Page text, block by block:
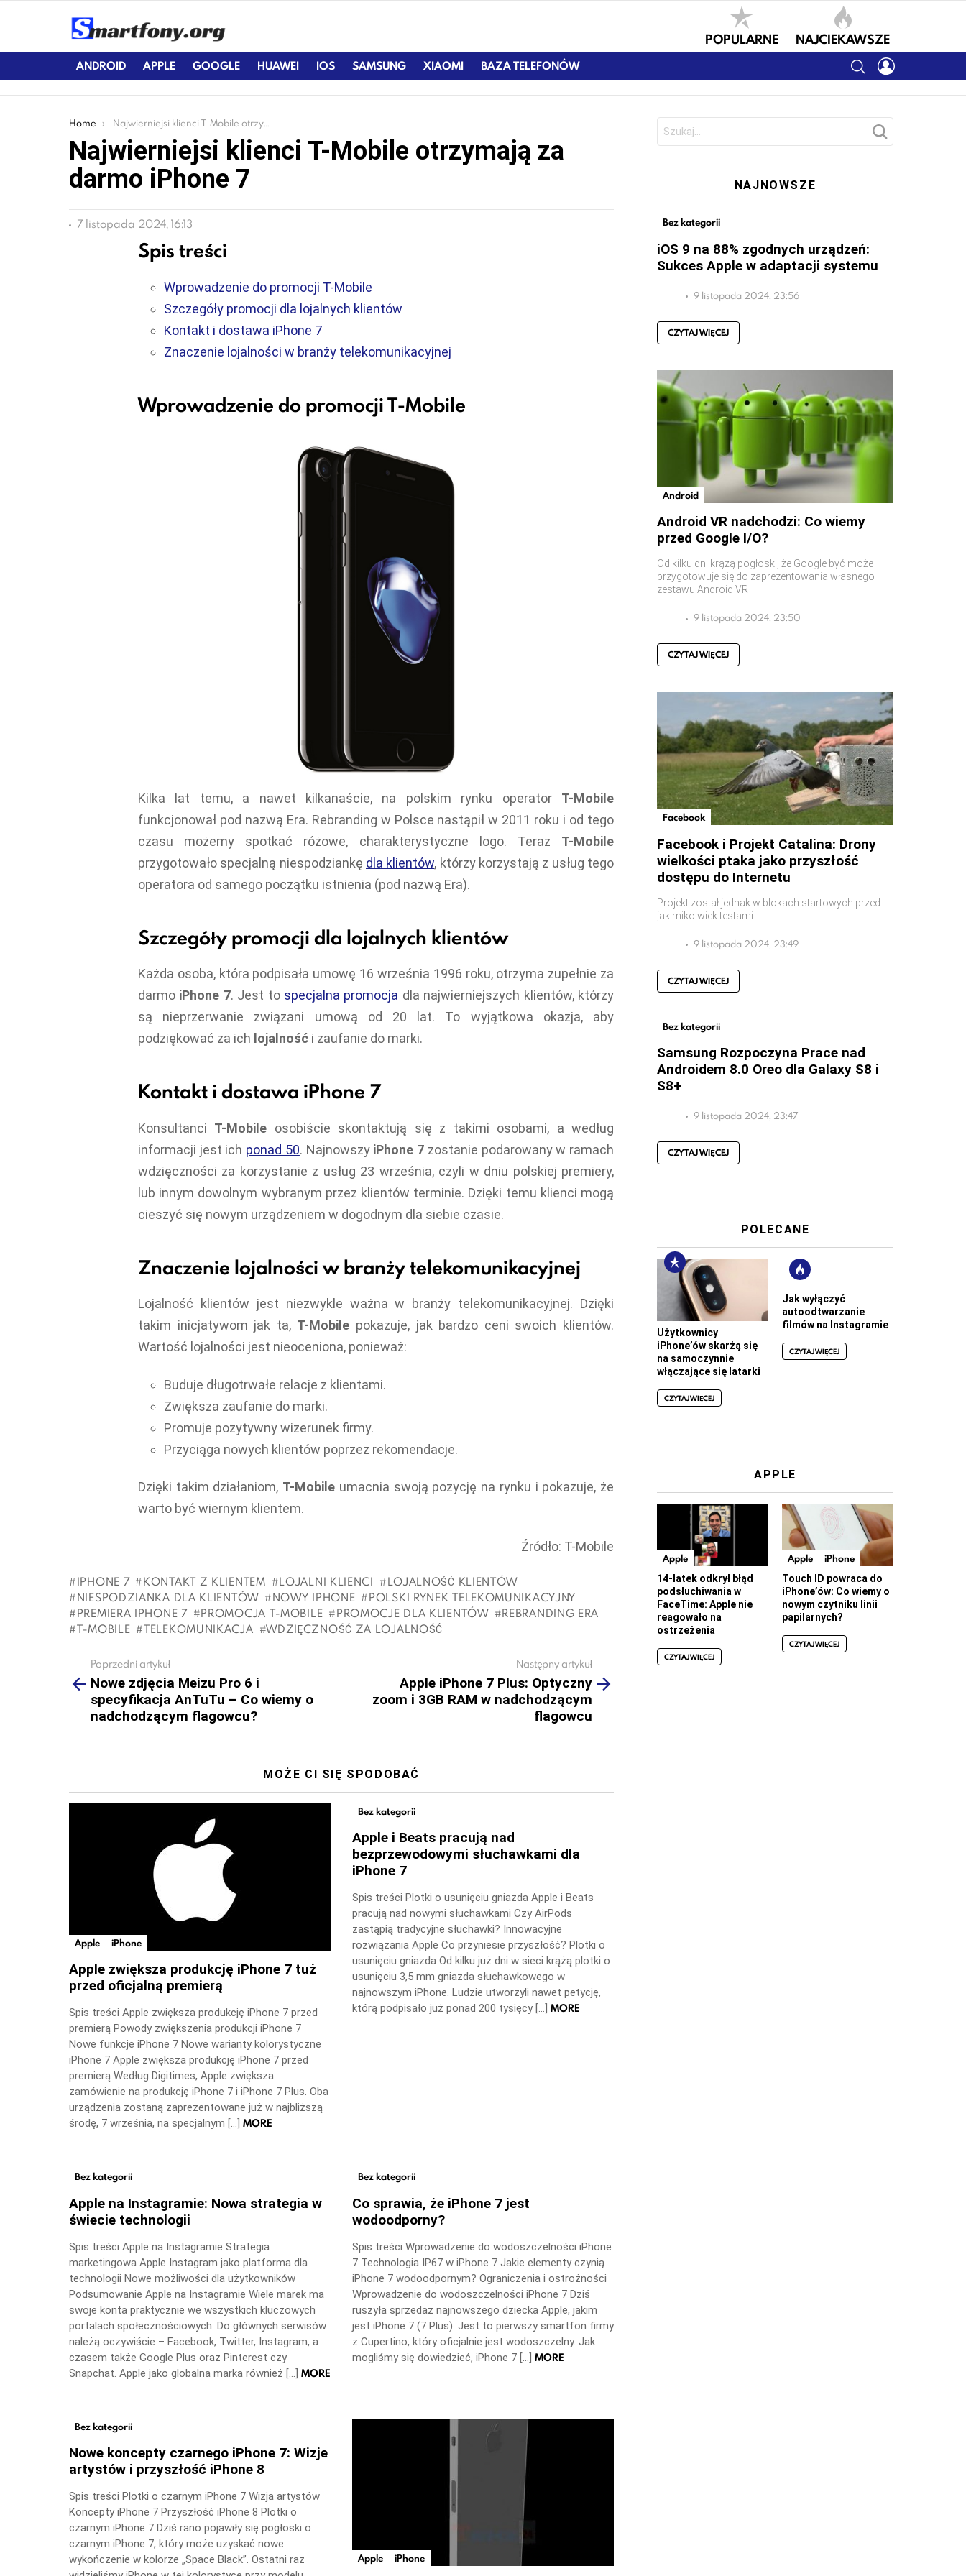
POPULARNE NAJCIEKAWSZE
ANDROID APPLE GOOGLE HUAWEI IOS SAMSUNG XIAOMI BAZA TELEFONÓW SEARCH
You are here:
Home Najwierniejsi klienci T-Mobile otrzymają za darmo iPhone 7
Najwierniejsi klienci T-Mobile otrzymają za
darmo iPhone 7
7 listopada 2024, 16:13
Spis treści
Wprowadzenie do promocji T-Mobile
Szczegóły promocji dla lojalnych klientów
Kontakt i dostawa iPhone 7
Znaczenie lojalności w branży telekomunikacyjnej
Wprowadzenie do promocji T-Mobile
Kilka lat temu, a nawet kilkanaście, na polskim rynku operator T-Mobile
funkcjonował pod nazwą Era. Rebranding w Polsce nastąpił w 2011 roku i od tego
czasu możemy spotkać różowe, charakterystyczne logo. Teraz T-Mobile
przygotowało specjalną niespodziankę dla klientów, którzy korzystają z usług tego
operatora od samego początku istnienia (pod nazwą Era).
Szczegóły promocji dla lojalnych klientów
Każda osoba, która podpisała umowę 16 września 1996 roku, otrzyma zupełnie za
darmo iPhone 7. Jest to specjalna promocja dla najwierniejszych klientów, którzy
są nieprzerwanie związani umową od 20 lat. To wyjątkowa okazja, aby
podziękować za ich lojalność i zaufanie do marki.
Kontakt i dostawa iPhone 7
Konsultanci T-Mobile osobiście skontaktują się z takimi osobami, a według
informacji jest ich ponad 50. Najnowszy iPhone 7 zostanie podarowany w ramach
wdzięczności za korzystanie z usług 23 września, czyli w dniu polskiej premiery,
lub innym dowolnym wybranym przez klientów terminie. Dzięki temu klienci mogą
cieszyć się nowym urządzeniem w dogodnym dla siebie czasie.
Znaczenie lojalności w branży telekomunikacyjnej
Lojalność klientów jest niezwykle ważna w branży telekomunikacyjnej. Dzięki
takim inicjatywom jak ta, T-Mobile pokazuje, jak bardzo ceni swoich klientów.
Wartość lojalności jest nieoceniona, ponieważ:
Buduje długotrwałe relacje z klientami.
Zwiększa zaufanie do marki.
Promuje pozytywny wizerunek firmy.
Przyciąga nowych klientów poprzez rekomendacje.
Dzięki takim działaniom, T-Mobile umacnia swoją pozycję na rynku i pokazuje, że
warto być wiernym klientem.
Źródło: T-Mobile
IPHONE 7 KONTAKT Z KLIENTEM LOJALNI KLIENCI
LOJALNOŚĆ KLIENTÓW
NIESPODZIANKA DLA KLIENTÓW
NOWY IPHONE
POLSKI RYNEK TELEKOMUNIKACYJNY
PREMIERA IPHONE 7
PROMOCJA T-MOBILE PROMOCJE DLA KLIENTÓW
REBRANDING ERA
T-MOBILE
TELEKOMUNIKACJA WDZIĘCZNOŚĆ ZA LOJALNOŚĆ
more
Poprzedni artykuł
Nowe zdjęcia Meizu Pro 6 i
specyfikacja AnTuTu – Co wiemy o
nadchodzącym flagowcu?
Następny artykuł
Apple iPhone 7 Plus: Optyczny
zoom i 3GB RAM w nadchodzącym
flagowcu
MOŻE CI SIĘ SPODOBAĆ
Apple iPhone
Apple zwiększa produkcję iPhone 7 tuż
przed oficjalną premierą
Spis treści Apple zwiększa produkcję iPhone 7 przed
premierą Powody zwiększenia produkcji iPhone 7
Nowe funkcje iPhone 7 Nowe warianty kolorystyczne
iPhone 7 Apple zwiększa produkcję iPhone 7 przed
premierą Według Digitimes, Apple zwiększa
zamówienie na produkcję iPhone 7 i iPhone 7 Plus. Oba
urządzenia zostaną zaprezentowane już w najbliższą
środę, 7 września, na specjalnym […] MORE
Bez kategorii
Apple i Beats pracują nad
bezprzewodowymi słuchawkami dla
iPhone 7
Spis treści Plotki o usunięciu gniazda Apple i Beats
pracują nad nowymi słuchawkami Czy AirPods
zastąpią tradycyjne słuchawki? Innowacyjne
rozwiązania Apple Co przyniesie przyszłość? Plotki o
usunięciu gniazda Od kilku już dni w sieci krążą plotki o
usunięciu 3,5 mm gniazda słuchawkowego w
najnowszym iPhone. Ludzie utworzyli nawet petycję,
którą podpisało już ponad 200 tysięcy […] MORE
Bez kategorii
Apple na Instagramie: Nowa strategia w
świecie technologii
Spis treści Apple na Instagramie Strategia
marketingowa Apple Instagram jako platforma dla
technologii Nowe możliwości dla użytkowników
Podsumowanie Apple na Instagramie Wiele marek ma
swoje konta praktycznie we wszystkich kluczowych
portalach społecznościowych. Do głównych serwisów
należą oczywiście – Facebook, Twitter, Instagram, a
czasem także Google Plus oraz Pinterest czy
Snapchat. Apple jako globalna marka również […] MORE
Bez kategorii
Co sprawia, że iPhone 7 jest
wodoodporny?
Spis treści Wprowadzenie do wodoszczelności iPhone
7 Technologia IP67 w iPhone 7 Jakie elementy czynią
iPhone 7 wodoodpornym? Ograniczenia i ostrożności
Wprowadzenie do wodoszczelności iPhone 7 Dziś
ruszyła sprzedaż najnowszego dziecka Apple, jakim
jest iPhone 7 (7 Plus). Jest to pierwszy smartfon firmy
z Cupertino, który oficjalnie jest wodoszczelny. Jak
mogliśmy się dowiedzieć, iPhone 7 […] MORE
Bez kategorii
Nowe koncepty czarnego iPhone 7: Wizje
artystów i przyszłość iPhone 8
Spis treści Plotki o czarnym iPhone 7 Wizja artystów
Koncepty iPhone 7 Przyszłość iPhone 8 Plotki o
czarnym iPhone 7 Dziś rano pojawiły się pogłoski o
czarnym iPhone 7, który może uzyskać nowe
wykończenie w kolorze „Space Black”. Ostatni raz
Apple iPhone
NAJNOWSZE
Bez kategorii
iOS 9 na 88% zgodnych urządzeń:
Sukces Apple w adaptacji systemu
9 listopada 2024, 23:56
CZYTAJ WIĘCEJ
Android
Android VR nadchodzi: Co wiemy
przed Google I/O?
Od kilku dni krążą pogłoski, że Google być może
przygotowuje się do zaprezentowania własnego
zestawu Android VR
9 listopada 2024, 23:50
CZYTAJ WIĘCEJ
Facebook
Facebook i Projekt Catalina: Drony
wielkości ptaka jako przyszłość
dostępu do Internetu
Projekt został jednak w blokach startowych przed
jakimikolwiek testami
9 listopada 2024, 23:49
CZYTAJ WIĘCEJ
Bez kategorii
Samsung Rozpoczyna Prace nad
Androidem 8.0 Oreo dla Galaxy S8 i
S8+
9 listopada 2024, 23:47
CZYTAJ WIĘCEJ
POLECANE
Użytkownicy
iPhone’ów skarżą się
na samoczynnie
włączające się latarki
CZYTAJ WIĘCEJ
Jak wyłączyć
autoodtwarzanie
filmów na Instagramie
CZYTAJ WIĘCEJ
APPLE
Apple
14-latek odkrył błąd
podsłuchiwania w
FaceTime: Apple nie
reagowało na
ostrzeżenia
CZYTAJ WIĘCEJ
Apple iPhone
Touch ID powraca do
iPhone’ów: Co wiemy o
nowym czytniku linii
papilarnych?
CZYTAJ WIĘCEJ